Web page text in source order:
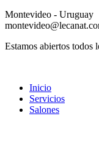
Montevideo - Uruguay
Estamos abiertos todos
Inicio
Servicios
Salones